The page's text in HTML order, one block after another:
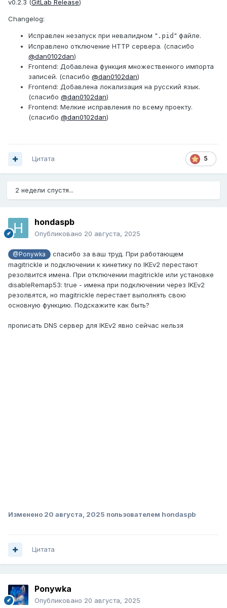
v0.2.3 (GitLab Release)
Changelog:
Исправлен незапуск при невалидном " .pid " файле.
Исправлено отключение HTTP сервера. (спасибо
@dan0102dan)
Frontend: Добавлена функция множественного импорта
записей. (спасибо @dan0102dan)
Frontend: Добавлена локализация на русский язык.
(спасибо @dan0102dan)
Frontend: Мелкие исправления по всему проекту.
(спасибо @dan0102dan)
5
Цитата
2 недели спустя...
hondaspb
Опубликовано 20 августа, 2025
@Ponywka
спасибо за ваш труд. При работающем
magitrickle и подключении к кинетику по IKEv2 перестают
резолвится имена. При отключении magitrickle или установке
disableRemap53: true - имена при подключении через IKEv2
резолвятся, но magitrickle перестает выполнять свою
основную функцию. Подскажите как быть?
прописать DNS сервер для IKEv2 явно сейчас нельзя
Изменено 20 августа, 2025 пользователем hondaspb
Цитата
Ponywka
Опубликовано 20 августа, 2025